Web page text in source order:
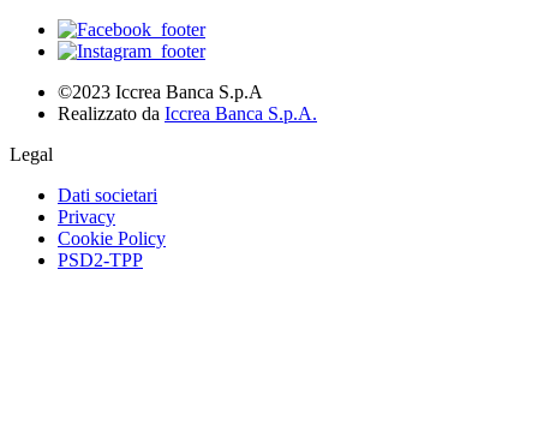
©2023 Iccrea Banca S.p.A
Realizzato da Iccrea Banca S.p.A.
Legal
Dati societari
Privacy
Cookie Policy
PSD2-TPP